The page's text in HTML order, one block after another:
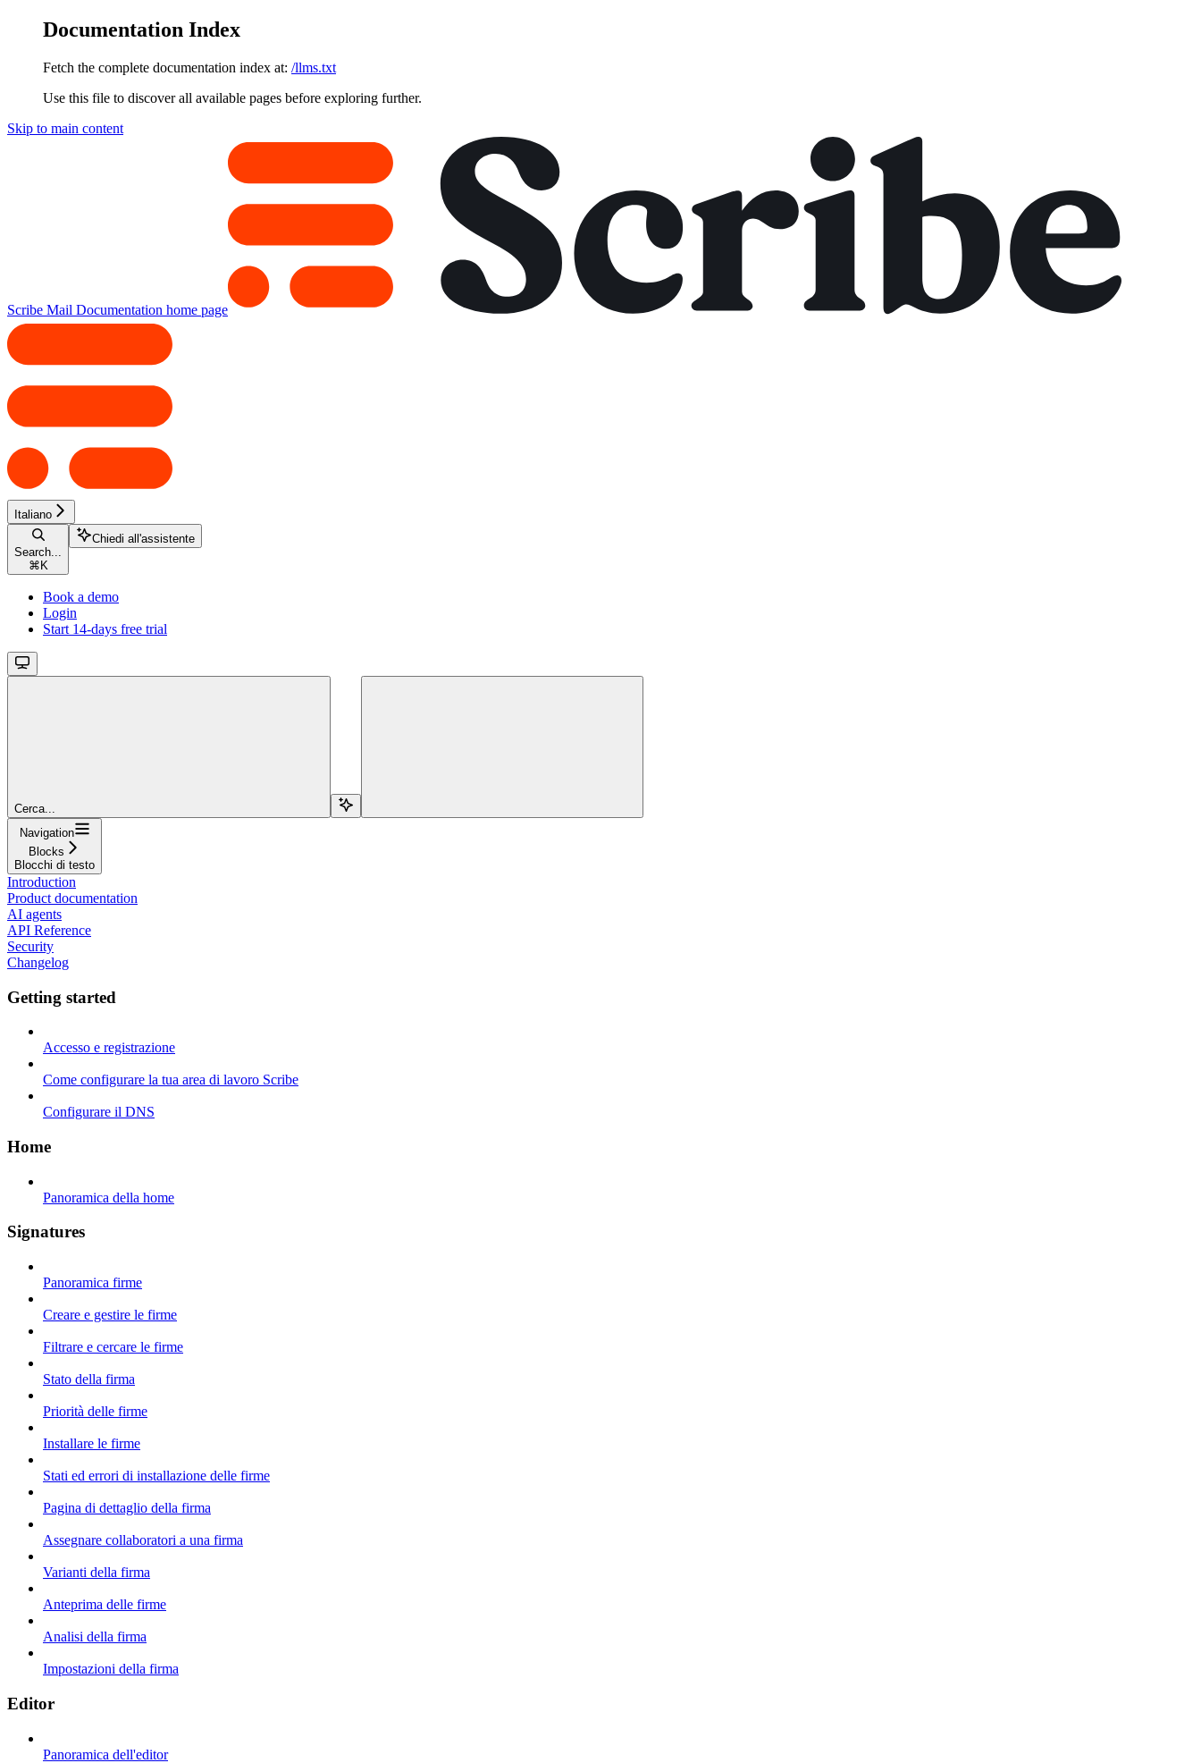
Documentation Index
Fetch the complete documentation index at: /llms.txt
Use this file to discover all available pages before exploring further.
Skip to main content
Scribe Mail Documentation home page
Italiano
Search...
⌘ K
Chiedi all'assistente
Book a demo
Login
Start 14-days free trial
Cerca...
Navigation
Blocks
Blocchi di testo
Introduction
Product documentation
AI agents
API Reference
Security
Changelog
Getting started
Accesso e registrazione
Come configurare la tua area di lavoro Scribe
Configurare il DNS
Home
Panoramica della home
Signatures
Panoramica firme
Creare e gestire le firme
Filtrare e cercare le firme
Stato della firma
Priorità delle firme
Installare le firme
Stati ed errori di installazione delle firme
Pagina di dettaglio della firma
Assegnare collaboratori a una firma
Varianti della firma
Anteprima delle firme
Analisi della firma
Impostazioni della firma
Editor
Panoramica dell'editor